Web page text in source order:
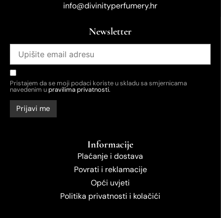
info@divinityperfumery.hr
Newsletter
Pristajem da se moji podaci koriste u skladu sa smjernicama
navedenim upravilima privatnosti.
Informacije
Plaćanje i dostava
Povrati i reklamacije
Opći uvjeti
Politika privatnosti i kolačići